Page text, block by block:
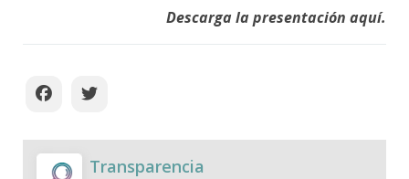
Descarga la presentación aquí.
Transparencia